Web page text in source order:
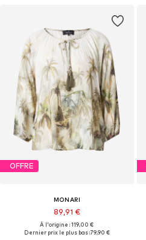
OFFRE
MONARI
89,91 €
À l'origine : 119,00 €
Dernier prix le plus bas :79,90 €